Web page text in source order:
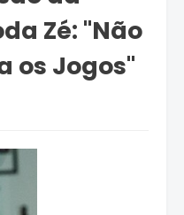
Zé: "Não
os Jogos"